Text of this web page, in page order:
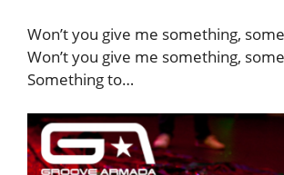
Won’t you give me something,
Won’t you give me something,
Something to…